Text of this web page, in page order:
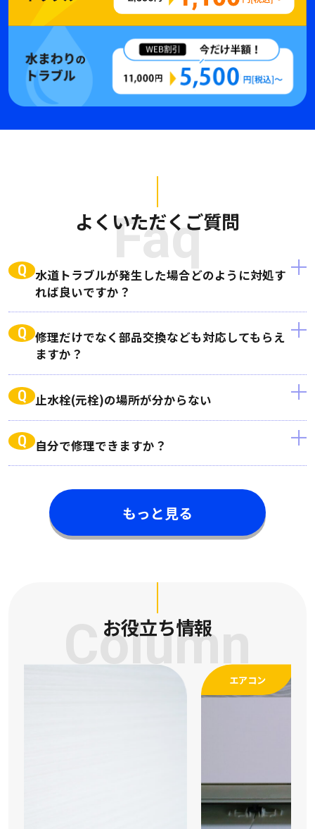
Faq
よくいただくご質問
Q 水道トラブルが発生した場合どのように対処す
れば良いですか？
Q 修理だけでなく部品交換なども対応してもらえ
ますか？
Q 止水栓(元栓)の場所が分からない
Q 自分で修理できますか？
もっと見る
Column
お役立ち情報